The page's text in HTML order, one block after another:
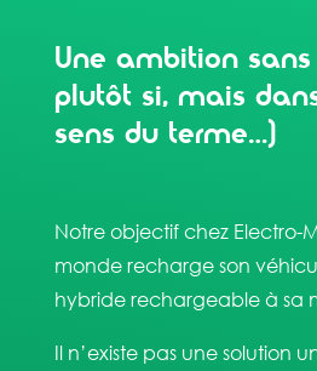
Une ambition
plutôt si, mais
sens du terme…)
Notre objectif chez Electro-
monde recharge son
hybride rechargeable à sa
Il n’existe pas une solution